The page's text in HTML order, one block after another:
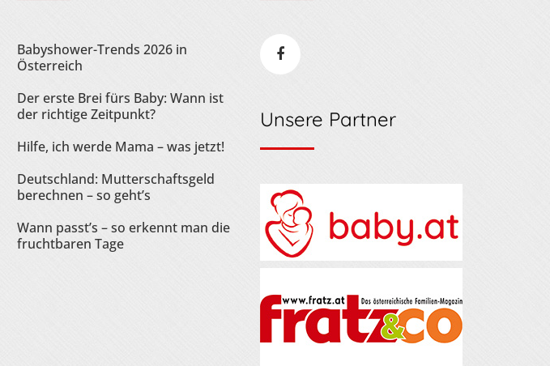
Babyshower-Trends 2026 in
Österreich
Der erste Brei fürs Baby: Wann ist
der richtige Zeitpunkt?
Hilfe, ich werde Mama – was jetzt!
Deutschland: Mutterschaftsgeld
berechnen – so geht’s
Wann passt’s – so erkennt man die
fruchtbaren Tage
Unsere Partner